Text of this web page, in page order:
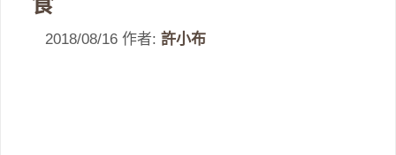
2018/08/16 作者: 許小布